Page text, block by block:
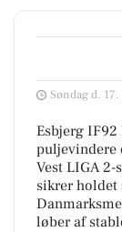
Søndag d.
Esbjerg
puljevindere
Vest LIGA
sikrer holdet
løber af